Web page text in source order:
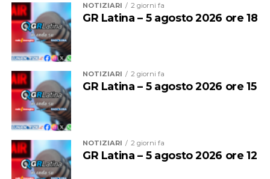
La visita si inserisce in una fase particolarmente
importante per il futuro del settore agricolo europeo.
La nuova Politica Agricola Comune rappresenta infatti
uno dei principali dossier aperti nelle istituzioni
comunitarie e determinerà le politiche che
accompagneranno l’agricoltura nei prossimi anni in
materia di competitività, innovazione, sostenibilità,
gestione delle risorse naturali e capacità produttiva.
Temi che nell’Agro Pontino assumono una rilevanza
particolare per la presenza di filiere altamente
specializzate, fortemente orientate all’export e
chiamate ogni giorno a confrontarsi con le sfide della
NOTIZIARI 2 giorni fa
GR Latina – 5 agosto 2026 ore 18
NOTIZIARI 2 giorni fa
GR Latina – 5 agosto 2026 ore 15
NOTIZIARI 2 giorni fa
GR Latina – 5 agosto 2026 ore 12